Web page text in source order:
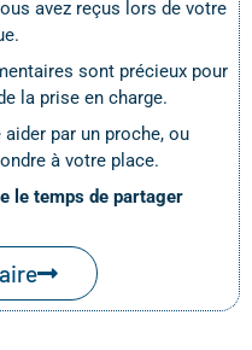
avez reçus lors de votre
sont précieux pour
la prise en charge.
par un proche, ou
à votre place.
le temps de partager